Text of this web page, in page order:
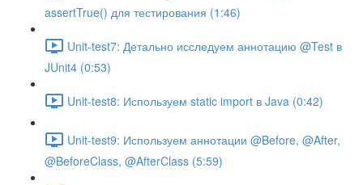
assertTrue() для тестирования (1:46)
Unit-test7: Детально исследуем аннотацию @Test в
JUnit4 (0:53)
Unit-test8: Используем static import в Java (0:42)
Unit-test9: Используем аннотации @Before, @After,
@BeforeClass, @AfterClass (5:59)